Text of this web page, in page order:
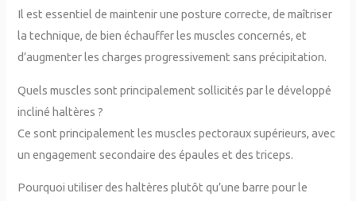
Il est essentiel de maintenir une posture correcte, de maîtriser
la technique, de bien échauffer les muscles concernés, et
d’augmenter les charges progressivement sans précipitation.
Quels muscles sont principalement sollicités par le développé
incliné haltères ?
Ce sont principalement les muscles pectoraux supérieurs, avec
un engagement secondaire des épaules et des triceps.
Pourquoi utiliser des haltères plutôt qu’une barre pour le